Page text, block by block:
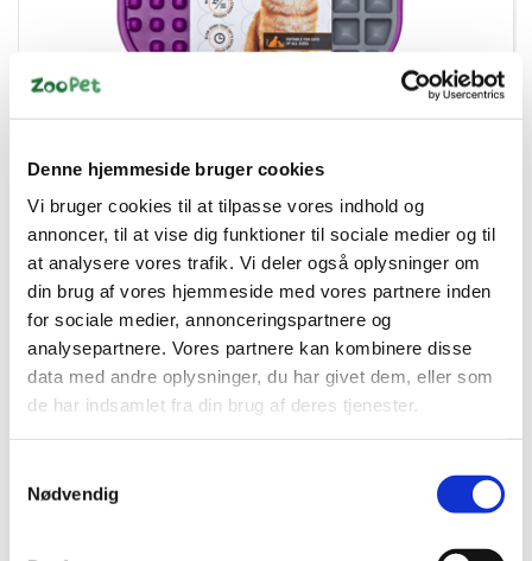
Denne hjemmeside bruger cookies
Vi bruger cookies til at tilpasse vores indhold og
annoncer, til at vise dig funktioner til sociale medier og til
at analysere vores trafik. Vi deler også oplysninger om
din brug af vores hjemmeside med vores partnere inden
for sociale medier, annonceringspartnere og
analysepartnere. Vores partnere kan kombinere disse
data med andre oplysninger, du har givet dem, eller som
de har indsamlet fra din brug af deres tjenester.
Nødvendig
9349785006243
DKK 125,00
DKK 100,00 ekskl. moms
Køb nu
På lager